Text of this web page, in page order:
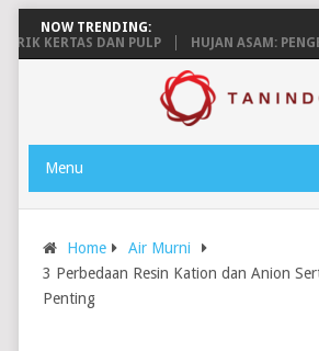
NOW TRENDING:
KERTAS DAN PULP
HUJAN ASAM:
Menu
Home
Air Murni
3 Perbedaan Resin Kation dan Anion
Penting